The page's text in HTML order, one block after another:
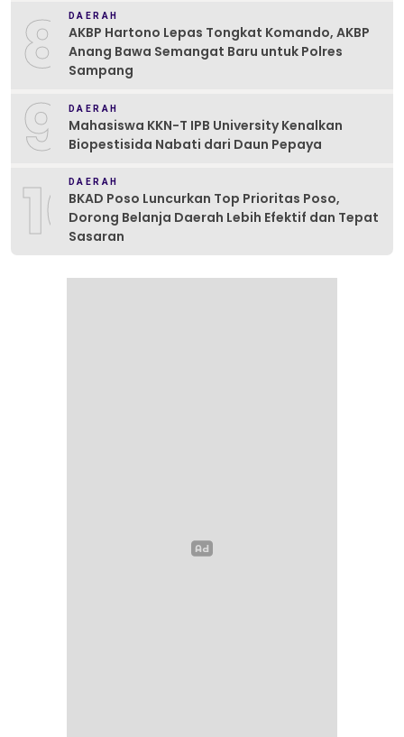
8 DAERAH
AKBP Hartono Lepas Tongkat Komando, AKBP
Anang Bawa Semangat Baru untuk Polres
Sampang
9 DAERAH
Mahasiswa KKN-T IPB University Kenalkan
Biopestisida Nabati dari Daun Pepaya
10DAERAH
BKAD Poso Luncurkan Top Prioritas Poso,
Dorong Belanja Daerah Lebih Efektif dan Tepat
Sasaran